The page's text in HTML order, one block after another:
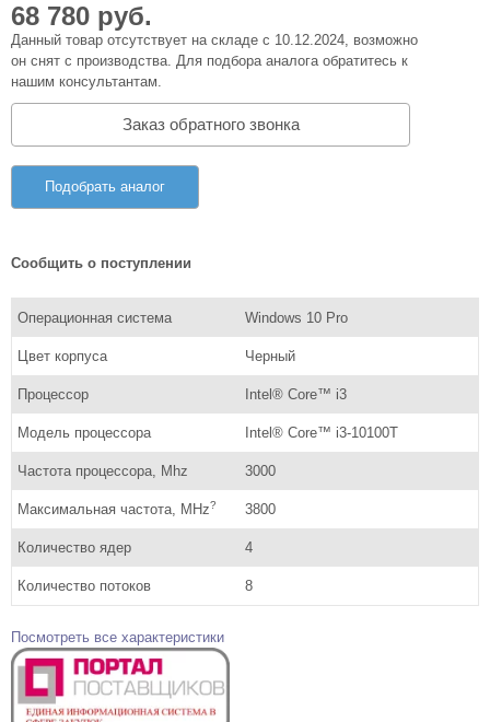
68 780 руб.
Данный товар отсутствует на складе с 10.12.2024, возможно
он снят с производства. Для подбора аналога обратитесь к
нашим консультантам.
Заказ обратного звонка
Подобрать аналог
Сообщить о поступлении
Операционная система Windows 10 Pro
Цвет корпуса Черный
Процессор Intel® Core™ i3
Модель процессора Intel® Core™ i3-10100T
Частота процессора, Mhz 3000
Максимальная частота, MHz? 3800
Количество ядер 4
Количество потоков 8
Посмотреть все характеристики